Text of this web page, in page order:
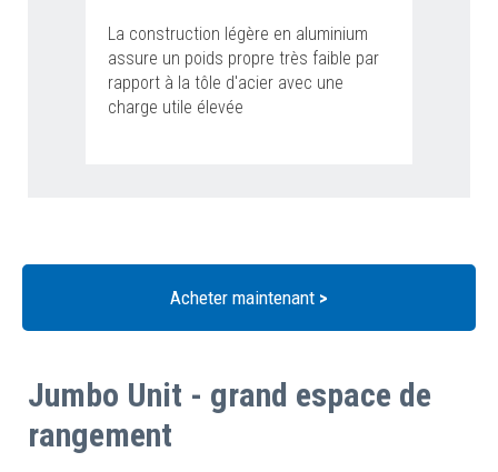
La construction légère en aluminium
assure un poids propre très faible par
rapport à la tôle d'acier avec une
charge utile élevée
Acheter maintenant >
Jumbo Unit - grand espace de
rangement